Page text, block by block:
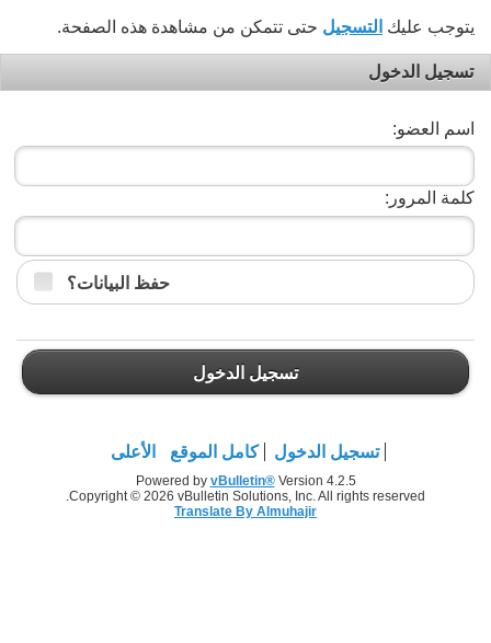
يتوجب عليك التسجيل حتى تتمكن من مشاهدة هذه الصفحة.
تسجيل الدخول
اسم العضو:
كلمة المرور:
حفظ البيانات؟
تسجيل الدخول
تسجيل الدخول كامل الموقع الأعلى
Powered by vBulletin®Version 4.2.5
Copyright © 2026 vBulletin Solutions, Inc. All rights reserved.
Translate By Almuhajir